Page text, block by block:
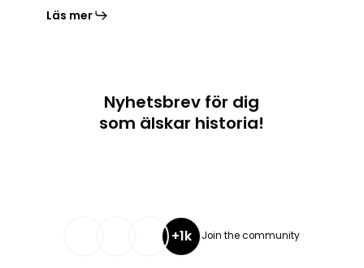
Läs mer
Nyhetsbrev för dig
som älskar historia!
+1k Join the community